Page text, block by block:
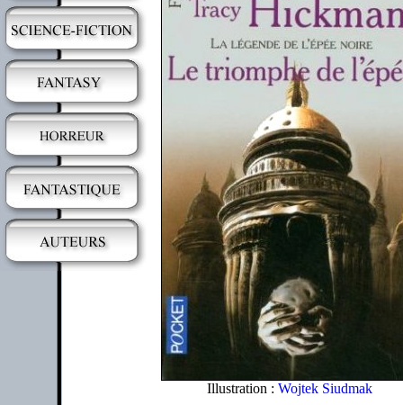
Illustration : Wojtek Siudmak